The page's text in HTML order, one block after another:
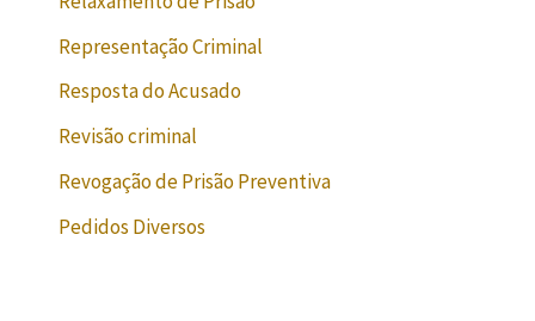
Representação Criminal
Resposta do Acusado
Revisão criminal
Revogação de Prisão Preventiva
Pedidos Diversos